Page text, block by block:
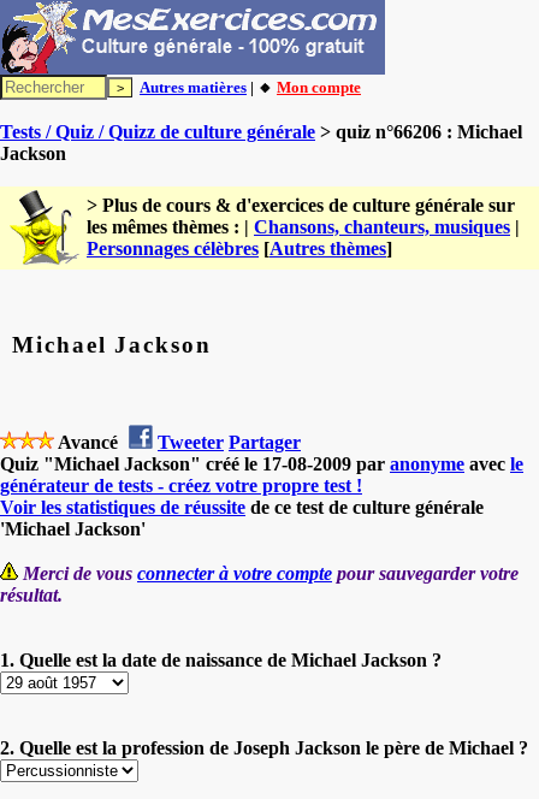
Autres matières | 🔸 Mon compte
Tests / Quiz / Quizz de culture générale > quiz n°66206 : Michael
Jackson
> Plus de cours & d'exercices de culture générale sur
les mêmes thèmes : | Chansons, chanteurs, musiques |
Personnages célèbres [Autres thèmes]
Michael Jackson
Avancé Tweeter Partager
Quiz "Michael Jackson" créé le 17-08-2009 par anonyme avec le
générateur de tests - créez votre propre test !
Voir les statistiques de réussite de ce test de culture générale
'Michael Jackson'
Merci de vous connecter à votre compte pour sauvegarder votre
résultat.
1. Quelle est la date de naissance de Michael Jackson ?
2. Quelle est la profession de Joseph Jackson le père de Michael ?